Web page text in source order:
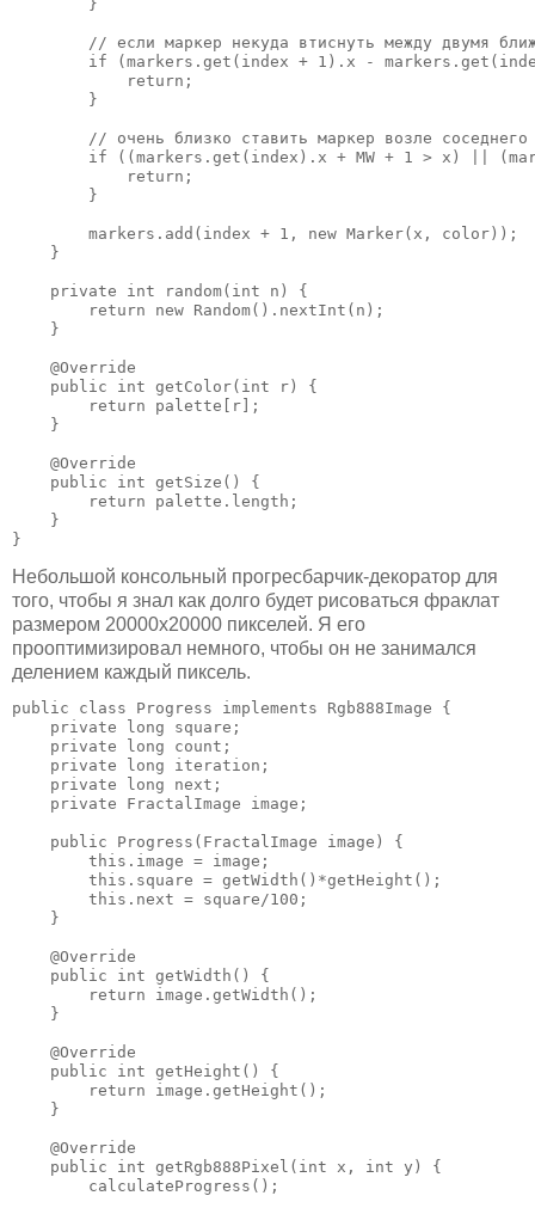
        }
// если маркер некуда втиснуть между двумя
if (markers.get(index + 1).x -
            return;
        }
// очень близко ставить маркер возле соседнего
if ((markers.get(index).x + MW + 1 > x) ||
            return;
        }
        markers.add(index + 1, new Marker(x, color));
    }
    private int random(int n) {
        return new Random().nextInt(n);
    }
    @Override
    public int getColor(int r) {
        return palette[r];
    }
    @Override
    public int getSize() {
        return palette.length;
    }
}
Небольшой консольный прогресбарчик-декоратор для
того, чтобы я знал как долго будет рисоваться фраклат
размером 20000x20000 пикселей. Я его
прооптимизировал немного, чтобы он не занимался
делением каждый пиксель.
public class Progress implements Rgb888Image {
    private long square;
    private long count;
    private long iteration;
    private long next;
    private FractalImage image;
    public Progress(FractalImage image) {
        this.image = image;
        this.square = getWidth()*getHeight();
        this.next = square/100;
    }
    @Override
    public int getWidth() {
        return image.getWidth();
    }
    @Override
    public int getHeight() {
        return image.getHeight();
    }
    @Override
    public int getRgb888Pixel(int x, int y) {
        calculateProgress();